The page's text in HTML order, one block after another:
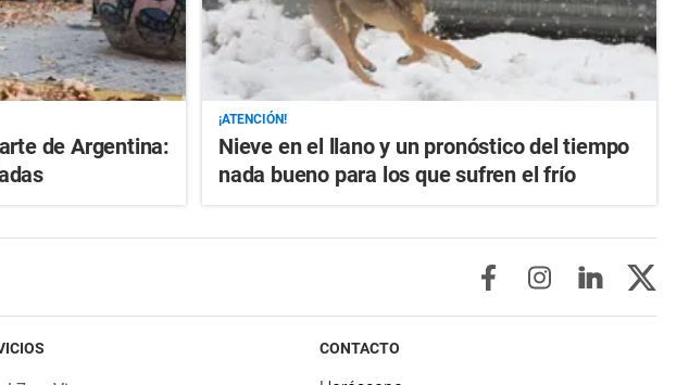
de Argentina:
¡ATENCIÓN!
Nieve en el llano y un pronóstico del tiempo
nada bueno para los que sufren el frío
CONTACTO